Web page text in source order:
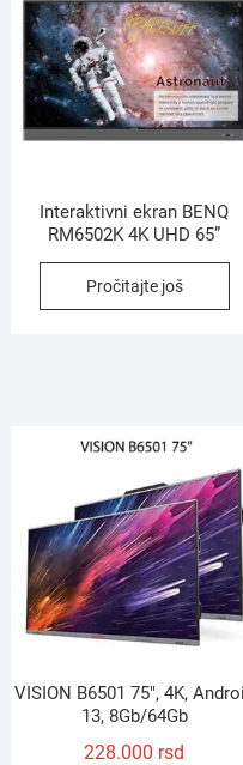
Interaktivni ekran BENQ
RM6502K 4K UHD 65”
Pročitajte još
VISION B6501 75″, 4K,
13, 8Gb/64Gb
228.000 rsd